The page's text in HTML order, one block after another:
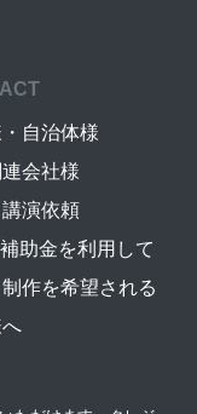
自治体様
会社様
演依頼
助金を利用して
作を希望される